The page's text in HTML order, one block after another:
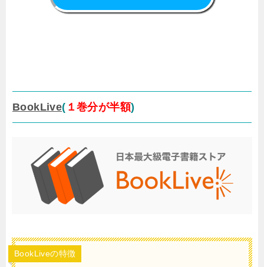
BookLive( １巻分が半額)
BookLiveの特徴